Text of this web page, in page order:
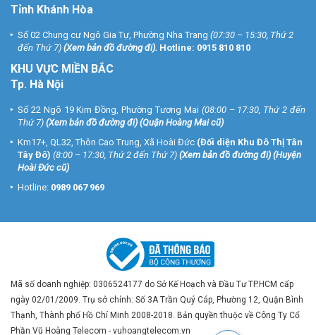
Thông số kỹ thuật camera pin sạc độc lập
cho nhà thông minh EZVIZ EB3 2K
– Cảm biến ảnh: 1/2,8” Progressive CMOS 3Megapixel
– Độ phân giải 2304 x 1296
– Độ nhạy sáng tối thiểu: 0,01 lux @ (F2.0, AGC BẬT), 0 Lux khi có
hồng ngoại
– Ống kính: 2,8mm@ F2.0; 131° (Chéo), 110° (Ngang), 58° (Dọc)
– Hồng ngoại 15m
– Hỗ trợ phát hiện chuyển động của con người thông minh;
– Hỗ trợ khu vực cảnh báo tùy chỉnh
– Hỗ trợ đàm thoại 2 chiều
– Hỗ trợ thẻ nhớ microSD (Lên đến 256 GB)
– Hỗ trợ lưu trữ EZVIZ CloudPlay (đăng ký mua riêng)
– Cài đặt wifi thông minh với phần mềm EZVIZ – quá trình cài đặt
Tỉnh Khánh Hòa
Số 02 Chung cư Ngô Gia Tự, Phường Nha Trang (07:30 – 15:30, Thứ 2
đến Thứ 7) (Xem bản đồ đường đi). Hotline: 0915 810 810
KHU VỰC MIỀN BẮC
Tp. Hà Nội
Số 22 Ngõ 19 Kim Đồng, Phường Tương Mai (08:00 – 17:30, Thứ 2 đến
Thứ 7) (Xem bản đồ đường đi) (Quận Hoàng Mai cũ)
Km17+, QL32, Thôn Cao Trung, Xã Hoài Đức (Đối diện Khu Đô Thị Tân
Tây Đô) (8:00 – 17:30, Thứ 2 đến Thứ 7) (Xem bản đồ đường đi) (Huyện
Hoài Đức cũ)
Hotline: 0989 067 969
Mã số doanh nghiệp: 0306524177 do Sở Kế Hoạch và Đầu Tư TP.HCM cấp
ngày 02/01/2009. Trụ sở chính: Số 3A Trần Quý Cáp, Phường 12, Quận Bình
Thạnh, Thành phố Hồ Chí Minh 2008-2018. Bản quyền thuộc về Công Ty Cổ
Phần Vũ Hoàng Telecom - vuhoangtelecom.vn